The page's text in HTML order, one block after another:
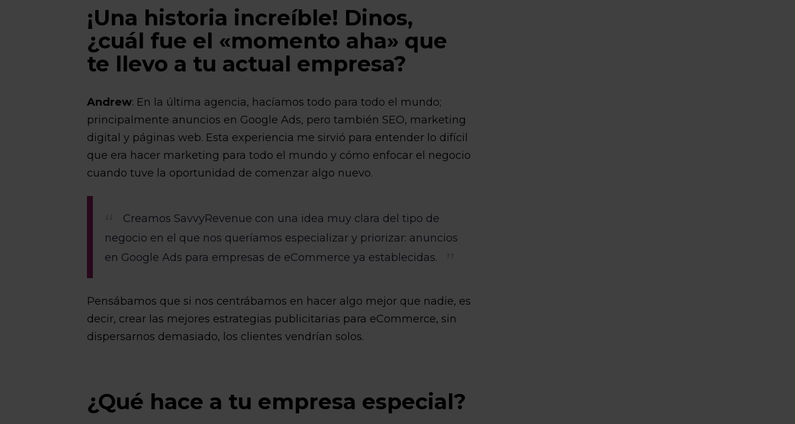
¡Una historia increíble! Dinos,
¿cuál fue el «momento aha» que
te llevo a tu actual empresa?
Andrew: En la última agencia, hacíamos todo para todo el mundo;
principalmente anuncios en Google Ads, pero también SEO, marketing
digital y páginas web. Esta experiencia me sirvió para entender lo difícil
que era hacer marketing para todo el mundo y cómo enfocar el negocio
cuando tuve la oportunidad de comenzar algo nuevo.
Creamos SavvyRevenue con una idea muy clara del tipo de
negocio en el que nos queríamos especializar y priorizar: anuncios
en Google Ads para empresas de eCommerce ya establecidas.
Pensábamos que si nos centrábamos en hacer algo mejor que nadie, es
decir, crear las mejores estrategias publicitarias para eCommerce, sin
dispersarnos demasiado, los clientes vendrían solos.
¿Qué hace a tu empresa especial?